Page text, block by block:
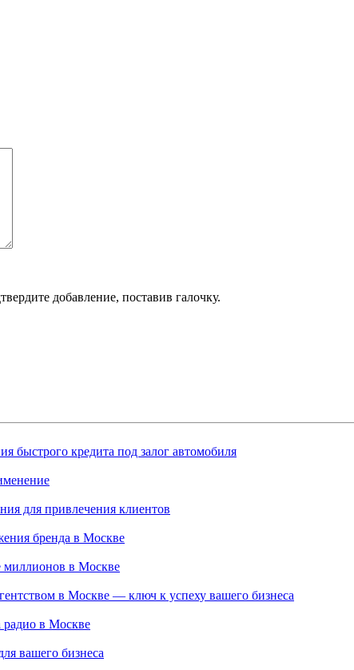
добавление, поставив галочку.
быстрого кредита под залог автомобиля
для привлечения клиентов
бренда в Москве
миллионов в Москве
в Москве — ключ к успеху вашего бизнеса
радио в Москве
вашего бизнеса